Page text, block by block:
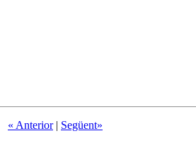
« Anterior| Següent»